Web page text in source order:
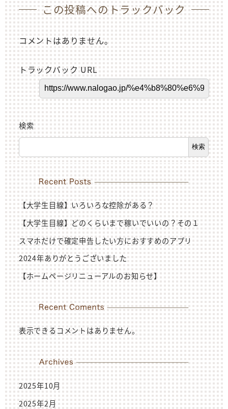
この投稿へのトラックバック
コメントはありません。
トラックバック URL
検索
検索
【大学生目線】いろいろな控除がある？
【大学生目線】どのくらいまで稼いでいいの？その１
スマホだけで確定申告したい方におすすめのアプリ
2024年ありがとうございました
【ホームページリニューアルのお知らせ】
表示できるコメントはありません。
2025年10月
2025年2月